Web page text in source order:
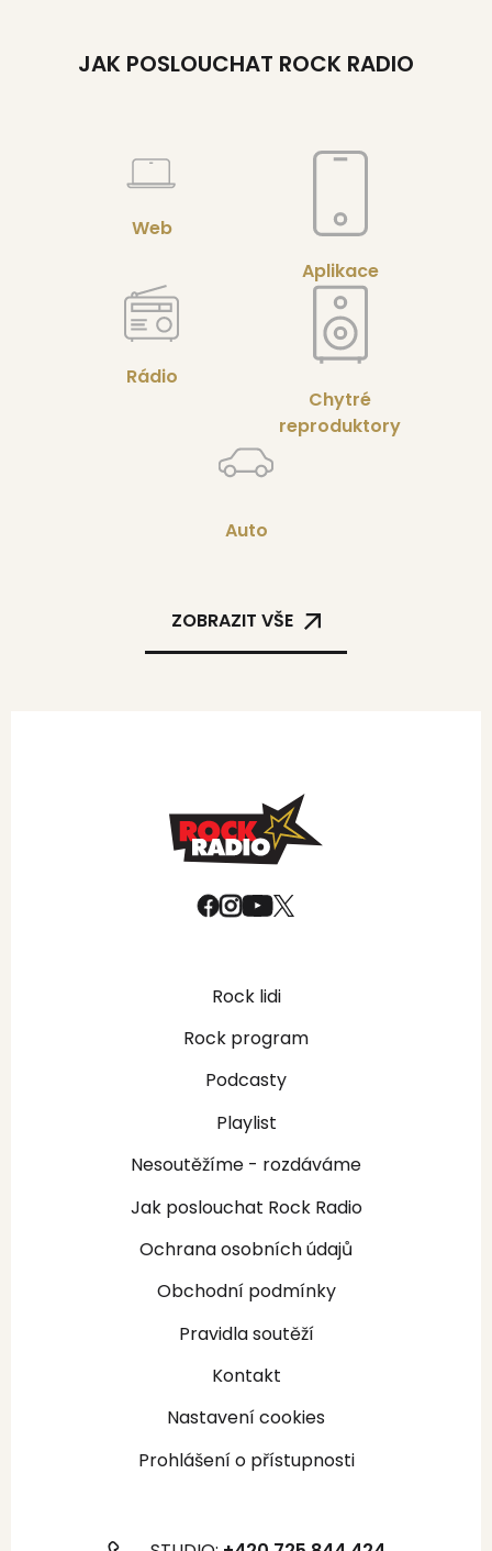
JAK POSLOUCHAT ROCK RADIO
Web
Aplikace
Rádio
Chytré
reproduktory
Auto
ZOBRAZIT VŠE
Rock lidi
Rock program
Podcasty
Playlist
Nesoutěžíme - rozdáváme
Jak poslouchat Rock Radio
Ochrana osobních údajů
Obchodní podmínky
Pravidla soutěží
Kontakt
Nastavení cookies
Prohlášení o přístupnosti